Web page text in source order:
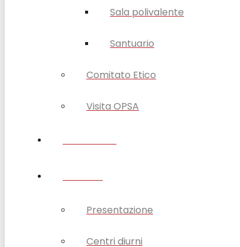
Sala polivalente
Santuario
Comitato Etico
Visita OPSA
Presentazione
Centri diurni